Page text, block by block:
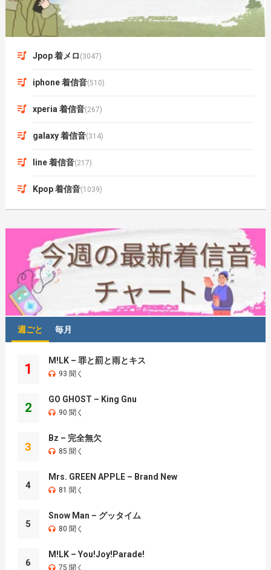
Jpop 着メロ (3047)
iphone 着信音(510)
xperia 着信音(267)
galaxy 着信音(314)
line 着信音(217)
Kpop 着信音(1039)
週ごと 毎月
1
M!LK – 罪と罰と雨とキス
93 聞く
2
GO GHOST – King Gnu
90 聞く
3
Bz – 完全無欠
85 聞く
4
Mrs. GREEN APPLE – Brand New
81 聞く
5
Snow Man – グッタイム
80 聞く
6
M!LK – You!Joy!Parade!
75 聞く